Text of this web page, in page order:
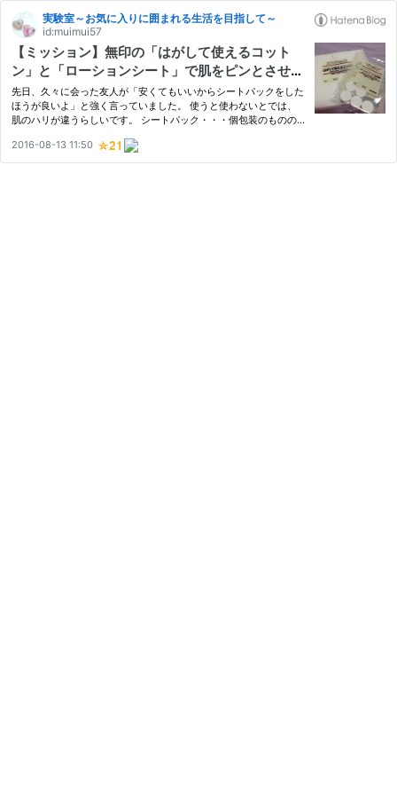
実験室～お気に入りに囲まれる生活を目指して～
id:muimui57
【ミッション】無印の「はがして使えるコット
ン」と「ローションシート」で肌をピンとさせ
ろ！
先日、久々に会った友人が「安くてもいいからシートパックをした
ほうが良いよ」と強く言っていました。 使うと使わないとでは、
肌のハリが違うらしいです。 シートパック・・・個包装のものの
うか、眠気に負けて肌には多大な負担をかけている状態ですか
ら・・…
2016-08-13 11:50